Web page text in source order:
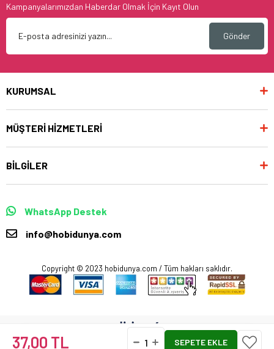
37,00 TL
Kampanyalarımızdan Haberdar Olmak İçin Kayıt Olun
Gönder
KURUMSAL
MÜŞTERİ HİZMETLERİ
BİLGİLER
WhatsApp Destek
info@hobidunya.com
Copyright © 2023 hobidunya.com / Tüm hakları saklıdır.